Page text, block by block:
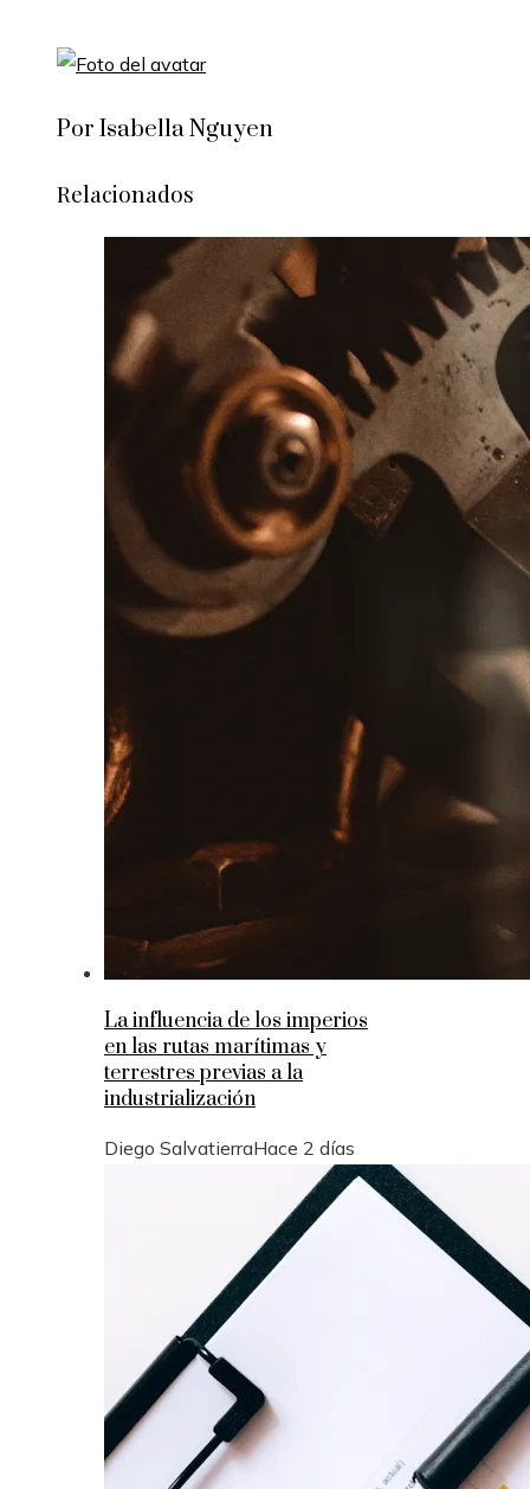
Por Isabella Nguyen
Relacionados
La influencia de los imperios
en las rutas marítimas y
terrestres previas a la
industrialización
Diego SalvatierraHace 2 días